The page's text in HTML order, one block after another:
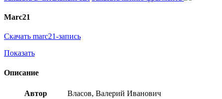
Marc21
Скачать marc21-запись
Показать
Описание
Автор Власов, Валерий Иванович